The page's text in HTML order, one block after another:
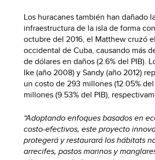
Los huracanes también han dañado
infraestructura de la isla de forma
octubre del 2016, el Matthew cruzó
occidental de Cuba, causando más
de dólares en daños (2.6% del PIB).
Ike (año 2008) y Sandy (año 2012)
un costo de 293 millones (12.05%
millones (9.53% del PIB),
“Adoptando enfoques basados en
costo-efectivos, este proyecto
protegerá y restaurará los hábitats
arrecifes, pastos marinos y